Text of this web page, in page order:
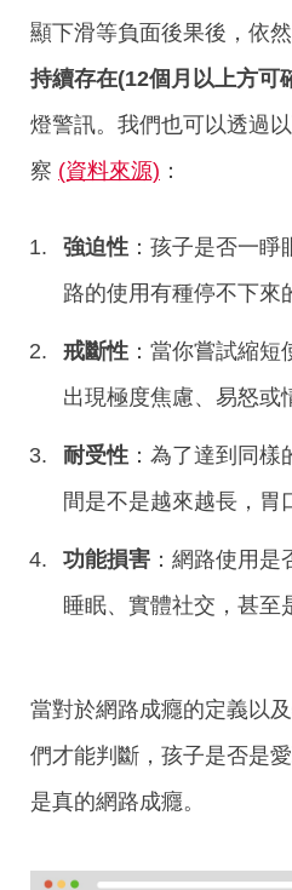
顯下滑等負面後果後，依
持續存在(12個月以上方可
燈警訊。我們也可以透過
察 (資料來源) ：
強迫性 ：孩子是否一
路的使用有種停不下來
戒斷性 ：當你嘗試縮
出現極度焦慮、易怒或
耐受性 ：為了達到同
間是不是越來越長，胃
功能損害 ：網路使用
睡眠、實體社交，甚至
當對於網路成癮的定義以
們才能判斷，孩子是否是
是真的網路成癮。